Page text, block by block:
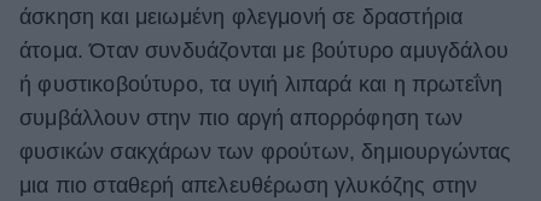
άσκηση και μειωμένη φλεγμονή σε δραστήρια
άτομα. Όταν συνδυάζονται με βούτυρο αμυγδάλου
ή φυστικοβούτυρο, τα υγιή λιπαρά και η πρωτεΐνη
συμβάλλουν στην πιο αργή απορρόφηση των
φυσικών σακχάρων των φρούτων, δημιουργώντας
μια πιο σταθερή απελευθέρωση γλυκόζης στην